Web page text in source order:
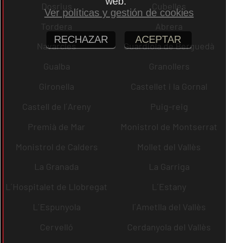
Dosrius
Cubelles
Tordera
Abrera
Navarcles
Guardiola de Berguedà
Gualba
Granollers
Gironella
Castellet i la Gornal
Castell de l´Areny
Puig-reig
Premià de Mar
Monistrol de Montserrat
Monistrol de Calders
Mollet del Vallès
La Granada
La Garriga
L´Hospitalet de Llobregat
L´Estany
L´Espunyola
l´Ametlla del Vallès
Cervelló
Cerdanyola del Vallès
Ver políticas y gestión de cookies
RECHAZAR ACEPTAR